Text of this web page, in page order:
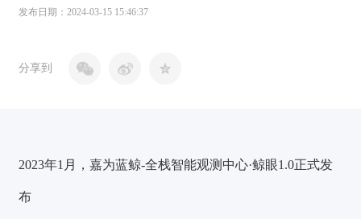
发布日期：2024-03-15 15:46:37
分享到
2023年1月，嘉为蓝鲸-全栈智能观测中心·鲸眼1.0正式发
布